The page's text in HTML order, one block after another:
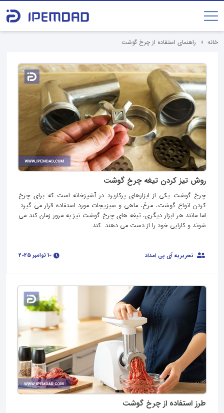
خانه راهنمای استفاده از چرخ گوشت
روش تیز کردن تیغه چرخ گوشت
چرخ گوشت یکی از ابزارهای پرکاربرد در آشپزخانه است که برای چرخ
کردن انواع گوشت، مرغ، ماهی و سبزیجات مورد استفاده قرار می‌ گیرد.
اما مانند هر ابزار دیگری، تیغه‌ های چرخ گوشت نیز به مرور زمان کند می‌
شوند و کارایی خود را از دست می‌ دهند. کند...
تحریریه آی پی امداد
طرز استفاده از چرخ گوشت